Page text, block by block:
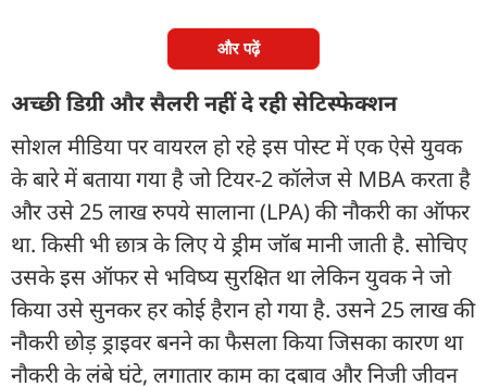
और पढ़ें
अच्छी डिग्री और सैलरी नहीं दे रही सेटिस्फेक्शन
सोशल मीडिया पर वायरल हो रहे इस पोस्ट में एक ऐसे युवक
के बारे में बताया गया है जो टियर-2 कॉलेज से MBA करता है
और उसे 25 लाख रुपये सालाना (LPA) की नौकरी का ऑफर
था. किसी भी छात्र के लिए ये ड्रीम जॉब मानी जाती है. सोचिए
उसके इस ऑफर से भविष्य सुरक्षित था लेकिन युवक ने जो
किया उसे सुनकर हर कोई हैरान हो गया है. उसने 25 लाख की
नौकरी छोड़ ड्राइवर बनने का फैसला किया जिसका कारण था
नौकरी के लंबे घंटे, लगातार काम का दबाव और निजी जीवन